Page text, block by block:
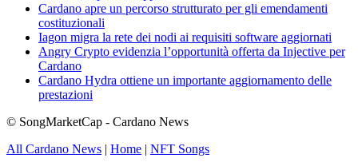
Cardano apre un percorso strutturato per gli emendamenti
costituzionali
Iagon migra la rete dei nodi ai requisiti software aggiornati
Angry Crypto evidenzia l’opportunità offerta da Injective per
Cardano
Cardano Hydra ottiene un importante aggiornamento delle
prestazioni
© SongMarketCap - Cardano News
All Cardano News | Home | NFT Songs